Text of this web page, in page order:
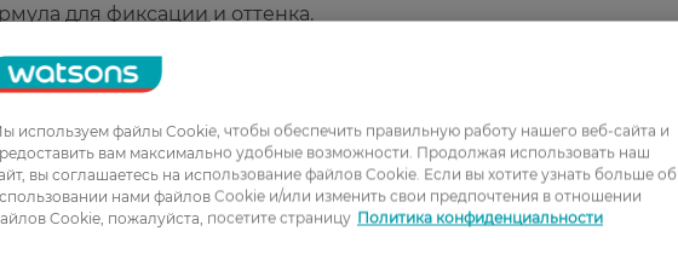
для фиксации и оттенка.
участки, придавая объем и полноту.
укладки бровей.
контроль.
объема и аккуратной формы бровям.
используем файлы Cookie, чтобы обеспечить правильную работу нашего веб-сайта и
вам максимально удобные возможности. Продолжая использовать наш
вы соглашаетесь на использование файлов Cookie. Если вы хотите узнать больше об
нами файлов Cookie и/или изменить свои предпочтения в отношении
Cookie, пожалуйста, посетите страницу Политика конфиденциальности